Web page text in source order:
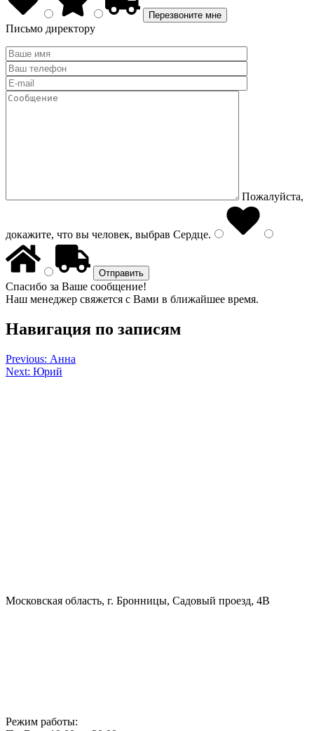
Письмо директору
Пожалуйста,
докажите, что вы человек, выбрав Сердце.
Спасибо за Ваше сообщение!
Наш менеджер свяжется с Вами в ближайшее время.
Навигация по записям
Previous: Анна
Next: Юрий
Московская область, г. Бронницы, Садовый проезд, 4В
Режим работы: